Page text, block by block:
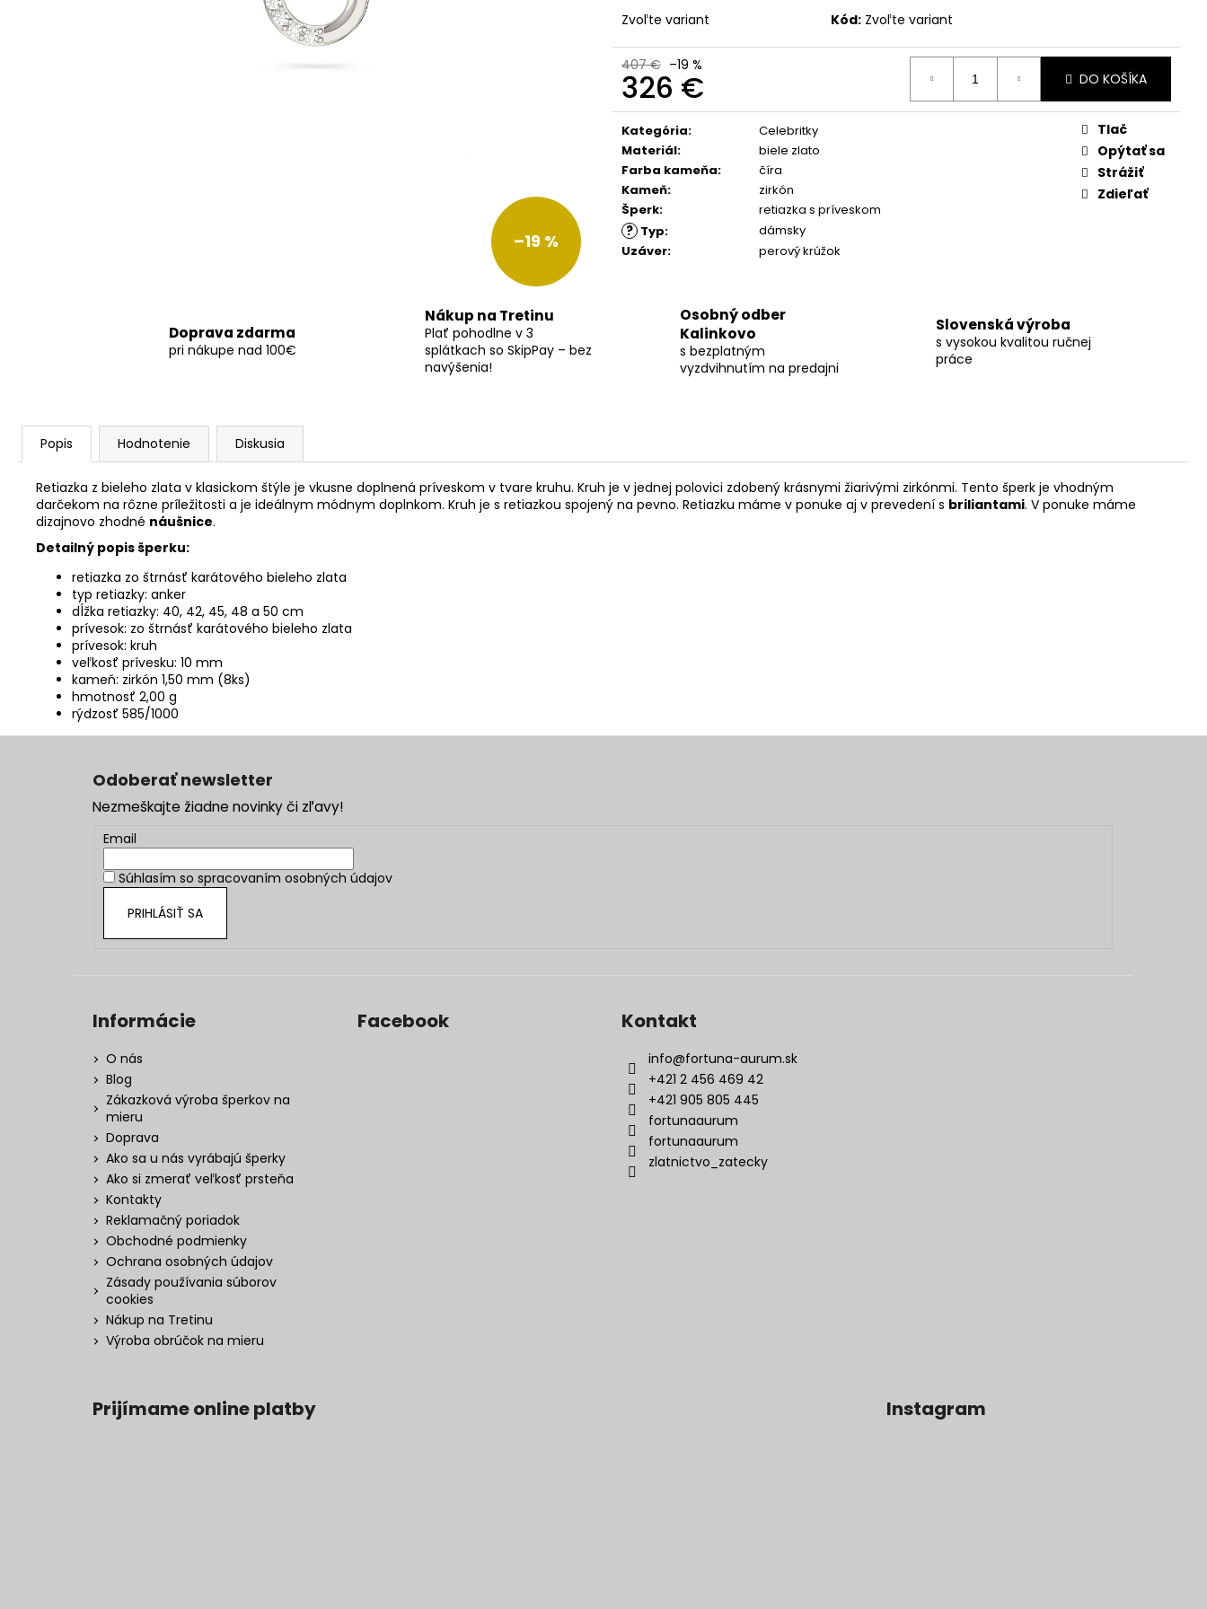
Zvoľte variant Kód: Zvoľte variant
407 € –19 %
326 €
Jednotková
cena:
DO KOŠÍKA
Kategória:
Celebritky
Materiál:
biele zlato
Farba kameňa:
číra
Kameň:
zirkón
Šperk: retiazka s príveskom
? Typ:
dámsky
Uzáver: perový krúžok
Tlač
Opýtať sa
Strážiť
Zdieľať
–19 %
Doprava zdarma
pri nákupe nad 100€
Nákup na Tretinu
Plať pohodlne v 3
splátkach so SkipPay – bez
navýšenia!
Osobný odber
Kalinkovo
s bezplatným
vyzdvihnutím na predajni
Slovenská výroba
s vysokou kvalitou ručnej
práce
Popis Hodnotenie Diskusia
Retiazka z bieleho zlata v klasickom štýle je vkusne doplnená príveskom v tvare kruhu. Kruh je v jednej polovici zdobený krásnymi žiarivými zirkónmi. Tento šperk je vhodným
darčekom na rôzne príležitosti a je ideálnym módnym doplnkom. Kruh je s retiazkou spojený na pevno. Retiazku máme v ponuke aj v prevedení s briliantami. V ponuke máme
dizajnovo zhodné náušnice.
Detailný popis šperku:
retiazka zo štrnásť karátového bieleho zlata
typ retiazky: anker
dĺžka retiazky: 40, 42, 45, 48 a 50 cm
prívesok: zo štrnásť karátového bieleho zlata
prívesok: kruh
veľkosť prívesku: 10 mm
kameň: zirkón 1,50 mm (8ks)
hmotnosť 2,00 g
rýdzosť 585/1000
Odoberať newsletter
Nezmeškajte žiadne novinky či zľavy!
Email
Súhlasím so spracovaním osobných údajov
PRIHLÁSIŤ SA
Informácie
O nás
Blog
Zákazková výroba šperkov na
mieru
Doprava
Ako sa u nás vyrábajú šperky
Ako si zmerať veľkosť prsteňa
Kontakty
Reklamačný poriadok
Obchodné podmienky
Ochrana osobných údajov
Zásady používania súborov
cookies
Nákup na Tretinu
Výroba obrúčok na mieru
Facebook Kontakt
info@fortuna-aurum.sk
+421 2 456 469 42
+421 905 805 445
fortunaaurum
fortunaaurum
zlatnictvo_zatecky
Prijímame online platby Instagram